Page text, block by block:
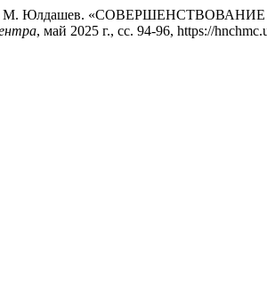
и М. Юлдашев.
, май 2025 г., сс. 94-96, https://